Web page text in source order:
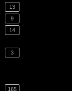
13
9
14
3
165